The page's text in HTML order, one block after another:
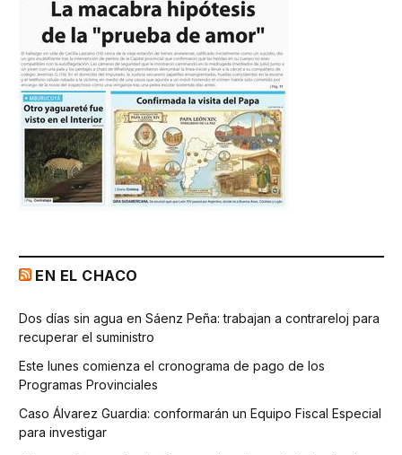
EN EL CHACO
Dos días sin agua en Sáenz Peña: trabajan a contrareloj para
recuperar el suministro
Este lunes comienza el cronograma de pago de los
Programas Provinciales
Caso Álvarez Guardia: conformarán un Equipo Fiscal Especial
para investigar